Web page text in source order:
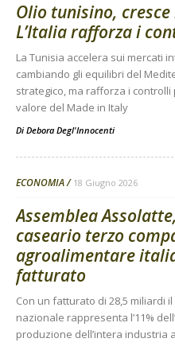
Olio tunisino, cresce
L’Italia rafforza i
La Tunisia accelera sui mercati
cambiando gli equilibri del
strategico, ma rafforza i
valore del Made in Italy
Di Debora Degl'Innocenti
ECONOMIA 18 Giugno 2026
Assemblea
caseario terzo
agroalimentare
fatturato
Con un fatturato di 28,5 miliardi
nazionale rappresenta l’11%
produzione dell’intera industria